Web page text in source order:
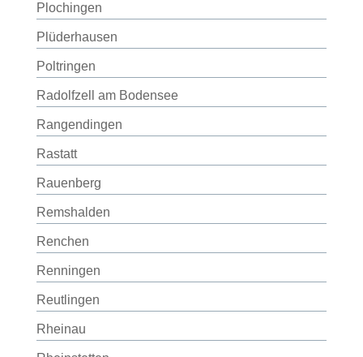
Plochingen
Plüderhausen
Poltringen
Radolfzell am Bodensee
Rangendingen
Rastatt
Rauenberg
Remshalden
Renchen
Renningen
Reutlingen
Rheinau